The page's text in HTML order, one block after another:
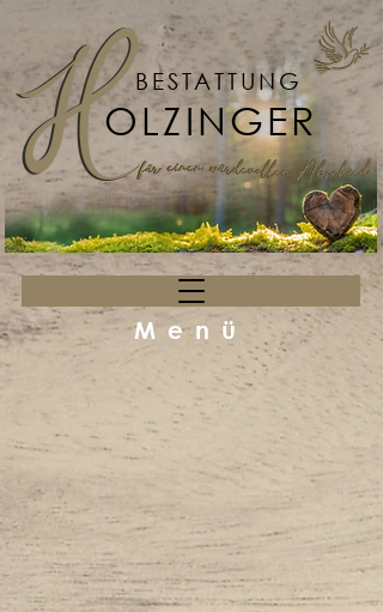
Menü
BESTATTUNG
OLZINGER